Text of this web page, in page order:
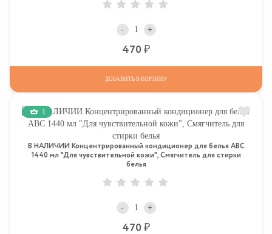
- +
470
ДОБАВИТЬ В КОРЗИНУ
1
В НАЛИЧИИ Концентрированный кондиционер для белья АВС
1440 мл "Для чувствительной кожи", Смягчитель для стирки
белья
- +
470